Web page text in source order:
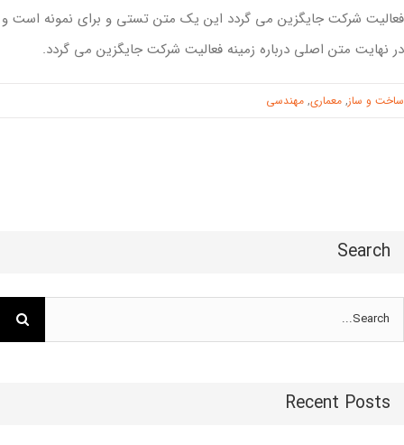
فعالیت شرکت جایگزین می گردد این یک متن تستی و برای نمونه است و
در نهایت متن اصلی درباره زمینه فعالیت شرکت جایگزین می گردد.
ساخت و ساز, معماری, مهندسی
Search
Search
for:
Recent Posts